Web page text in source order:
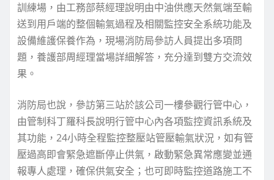
訓練場，由工務部蔡經理說明由中油供應天然氣端至輸
送到用戶端的整個輸氣過程及相關監控安全系統功能及
設備維護保養作為，現場消防局參訪人員提出多項問
題，養護部周經理當場詳細解答，充分達到雙方交流效
果。
消防局也說，參訪第三站於該公司一樓參觀行管中心，
由管制科丁羅科長說明行管中心內各項監控資訊系統及
其功能，24小時全程監控整壓站管壓輸氣狀況，如有管
壓過高即會緊急遮斷停止供氣，啟動緊急異常應變並通
報專人處理，確保供氣安全；也可即時監控道路施工不